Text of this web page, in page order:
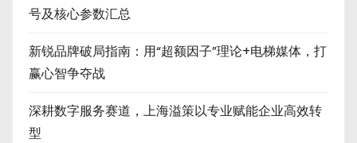
号及核心参数汇总
新锐品牌破局指南：用“超额因子”理论+电梯媒体，打
赢心智争夺战
深耕数字服务赛道，上海溢策以专业赋能企业高效转
型